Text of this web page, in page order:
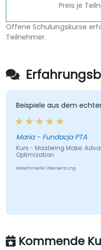
Preis je
Offene Schulungskurse
Teilnehmer.
Beispiele aus dem
Maria - Fundacja PTA
Kurs - Mastering Make:
Optimization
Maschinelle Übersetzung
Kommende